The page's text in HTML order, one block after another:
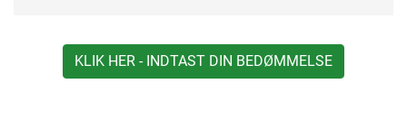
KLIK HER - INDTAST DIN BEDØMMELSE